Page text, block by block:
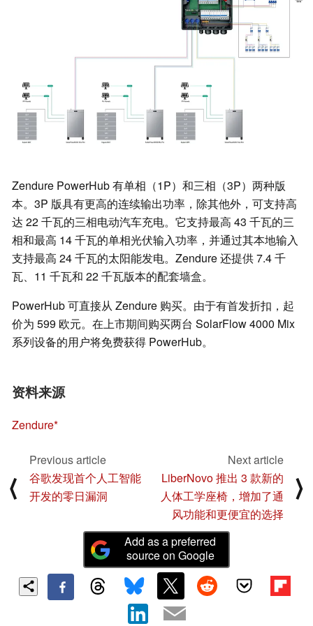
Zendure PowerHub 有单相（1P）和三相（3P）两种版
本。3P 版具有更高的连续输出功率，除其他外，可支持高
达 22 千瓦的三相电动汽车充电。它支持最高 43 千瓦的三
相和最高 14 千瓦的单相光伏输入功率，并通过其本地输入
支持最高 24 千瓦的太阳能发电。Zendure 还提供 7.4 千
瓦、11 千瓦和 22 千瓦版本的配套墙盒。
PowerHub 可直接从 Zendure 购买。由于有首发折扣，起
价为 599 欧元。在上市期间购买两台 SolarFlow 4000 Mix
系列设备的用户将免费获得 PowerHub。
资料来源
Zendure
⟨
Previous article
谷歌发现首个人工智能
开发的零日漏洞
Next article
LiberNovo 推出 3 款新的
人体工学座椅，增加了通
风功能和更便宜的选择
⟩
Add as a preferred
source on Google